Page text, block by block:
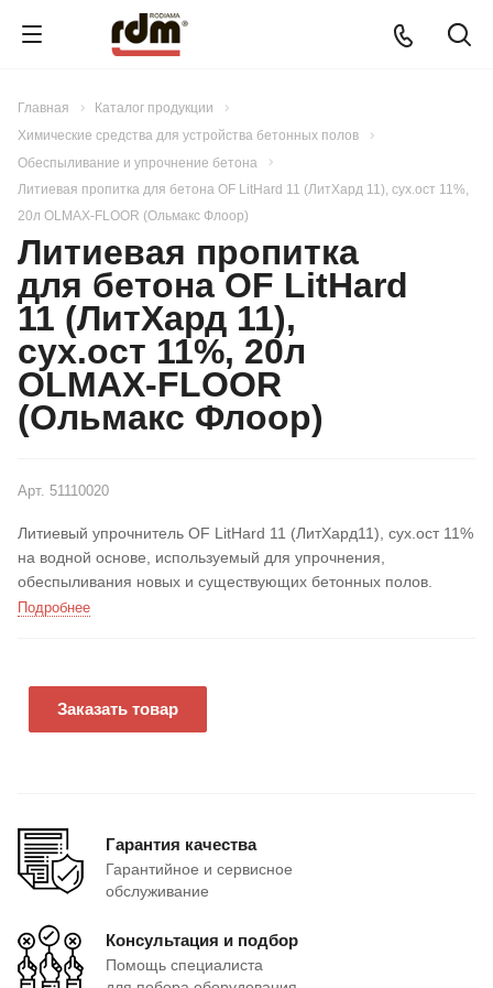
Главная
Каталог продукции
Химические средства для устройства бетонных полов
Обеспыливание и упрочнение бетона
Литиевая пропитка для бетона OF LitHard 11 (ЛитХард 11), сух.ост 11%,
20л OLMAX-FLOOR (Ольмакс Флоор)
Литиевая пропитка
для бетона OF LitHard
11 (ЛитХард 11),
сух.ост 11%, 20л
OLMAX-FLOOR
(Ольмакс Флоор)
Арт. 51110020
Литиевый упрочнитель OF LitHard 11 (ЛитХард11), сух.ост 11%
на водной основе, используемый для упрочнения,
обеспыливания новых и существующих бетонных полов.
Подробнее
Заказать товар
Гарантия качества
Гарантийное и сервисное
обслуживание
Консультация и подбор
Помощь специалиста